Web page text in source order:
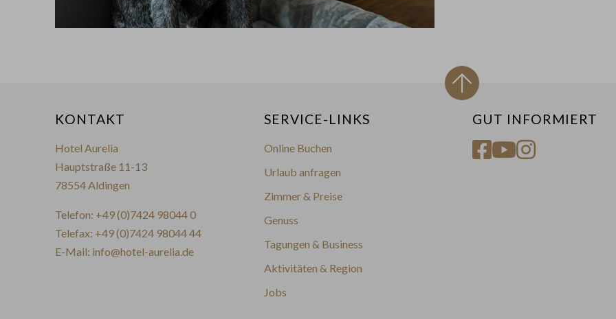
KONTAKT
Hotel Aurelia
Hauptstraße 11-13
78554 Aldingen
Telefon: +49 (0)7424 98044 0
Telefax: +49 (0)7424 98044 44
E-Mail: info@hotel-aurelia.de
SERVICE-LINKS
Online Buchen
Urlaub anfragen
Zimmer & Preise
Genuss
Tagungen & Business
Aktivitäten & Region
Jobs
GUT INFORMIERT